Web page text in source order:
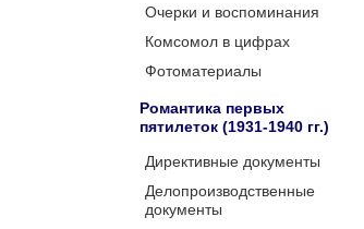
Очерки и воспоминания
Комсомол в цифрах
Фотоматериалы
Романтика первых
пятилеток (1931-1940 гг.)
Директивные документы
Делопроизводственные
документы